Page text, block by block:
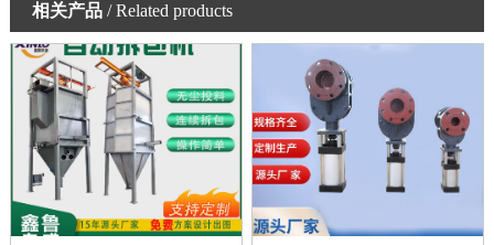
相关产品/ Related products